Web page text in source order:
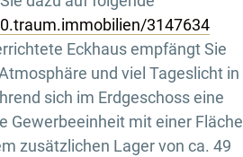
3147634
Eckhaus empfängt Sie
und viel Tageslicht in
sich im Erdgeschoss eine
Gewerbeeinheit mit einer Fläche
zusätzlichen Lager von ca. 49